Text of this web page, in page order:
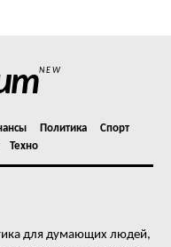
NEW
Политика
Спорт
Техно
для думающих людей,